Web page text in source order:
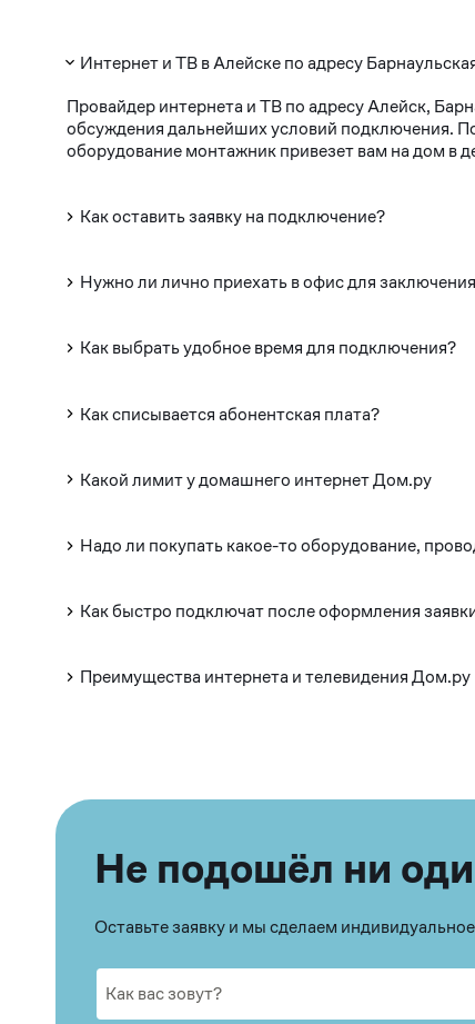
Интернет и ТВ в Алейске по адресу
Провайдер интернета и ТВ по адресу Алейск,
обсуждения дальнейших условий подключения.
оборудование монтажник привезет вам на дом в
Как оставить заявку на подключение?
Нужно ли лично приехать в офис для
Как выбрать удобное время для подключения?
Как списывается абонентская плата?
Какой лимит у домашнего интернет Дом.ру
Надо ли покупать какое-то оборудование,
Как быстро подключат после оформления
Преимущества интернета и телевидения Дом.ру
Не подошёл ни
Оставьте заявку и мы сделаем